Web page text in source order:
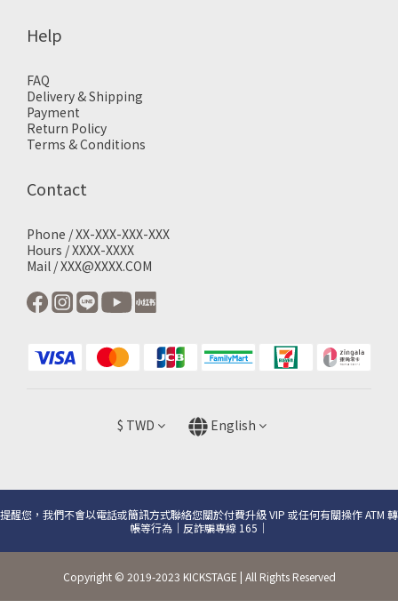
Help
FAQ
Delivery & Shipping
Payment
Return Policy
Terms & Conditions
Contact
Phone / XX-XXX-XXX-XXX
Hours / XXXX-XXXX
Mail / XXX@XXXX.COM
$ TWD English
提醒您，我們不會以電話或簡訊方式聯絡您關於付費升級 VIP 或任何有關操作 ATM 轉
帳等行為｜反詐騙專線 165｜
Copyright © 2019-2023 KICKSTAGE | All Rights Reserved